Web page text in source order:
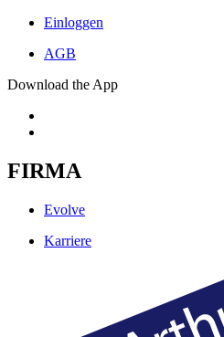
Einloggen
AGB
Download the App
FIRMA
Evolve
Karriere